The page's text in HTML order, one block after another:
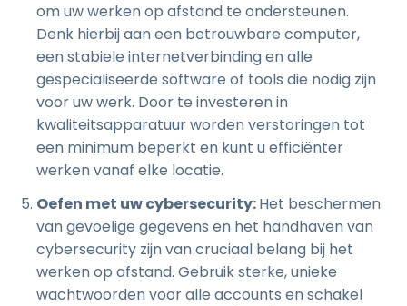
om uw werken op afstand te ondersteunen.
Denk hierbij aan een betrouwbare computer,
een stabiele internetverbinding en alle
gespecialiseerde software of tools die nodig zijn
voor uw werk. Door te investeren in
kwaliteitsapparatuur worden verstoringen tot
een minimum beperkt en kunt u efficiënter
werken vanaf elke locatie.
Oefen met uw cybersecurity:Het beschermen
van gevoelige gegevens en het handhaven van
cybersecurity zijn van cruciaal belang bij het
werken op afstand. Gebruik sterke, unieke
wachtwoorden voor alle accounts en schakel